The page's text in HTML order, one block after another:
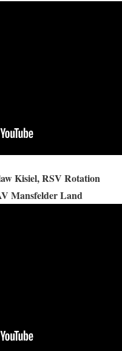
Kisiel, RSV Rotation
Mansfelder Land